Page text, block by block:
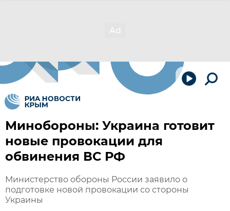
Минобороны: Украина готовит
новые провокации для
обвинения ВС РФ
Министерство обороны России заявило о
подготовке новой провокации со стороны
Украины